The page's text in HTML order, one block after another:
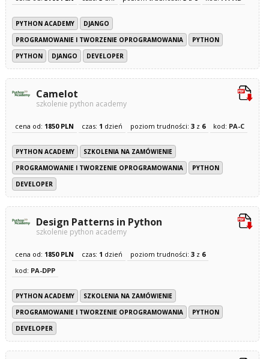
PYTHON ACADEMY
DJANGO
PROGRAMOWANIE I TWORZENIE OPROGRAMOWANIA
PYTHON
PYTHON
DJANGO DEVELOPER
Camelot
szkolenie python academy
cena od: 1850 PLN czas: 1 dzień poziom trudności: 3z 6 kod: PA-C
PYTHON ACADEMY
SZKOLENIA NA ZAMÓWIENIE
PROGRAMOWANIE I TWORZENIE OPROGRAMOWANIA
PYTHON
DEVELOPER
Design Patterns in Python
szkolenie python academy
cena od: 1850 PLN czas: 1 dzień poziom trudności: 3z 6
kod: PA-DPP
PYTHON ACADEMY
SZKOLENIA NA ZAMÓWIENIE
PROGRAMOWANIE I TWORZENIE OPROGRAMOWANIA
PYTHON
DEVELOPER